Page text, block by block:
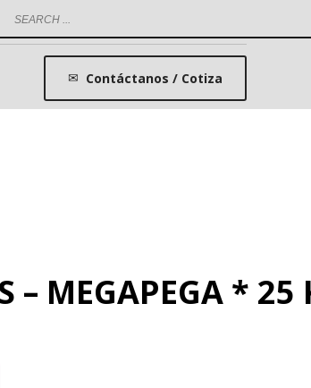
Contáctanos / Cotiza
– MEGAPEGA * 25